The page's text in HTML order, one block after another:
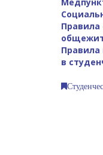
Правила
Правила
в